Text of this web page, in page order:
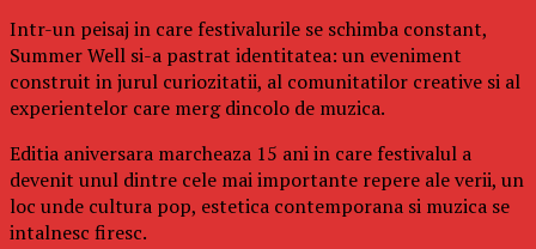
Intr-un peisaj in care festivalurile se schimba constant,
Summer Well si-a pastrat identitatea: un eveniment
construit in jurul curiozitatii, al comunitatilor creative si al
experientelor care merg dincolo de muzica.
Editia aniversara marcheaza 15 ani in care festivalul a
devenit unul dintre cele mai importante repere ale verii, un
loc unde cultura pop, estetica contemporana si muzica se
intalnesc firesc.